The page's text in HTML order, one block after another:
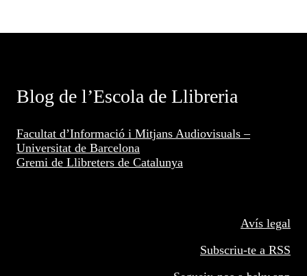
Blog de l’Escola de Llibreria
Facultat d’Informació i Mitjans Audiovisuals –
Universitat de Barcelona
Gremi de Llibreters de Catalunya
Avís legal
Subscriu-te a RSS